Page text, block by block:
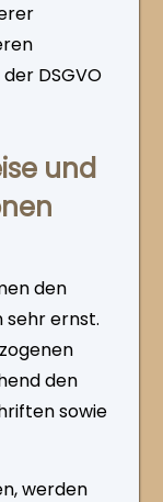
DSGVO
und
den
sehr ernst.
den
sowie
werden